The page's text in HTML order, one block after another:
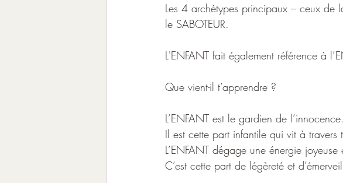
Les 4 archétypes principaux – ceux de
le SABOTEUR.
L'ENFANT fait également référence à
Que vient-il t’apprendre ?
L’ENFANT est le gardien de l’innocence.
Il est cette part infantile qui vit à travers
L’ENFANT dégage une énergie
C’est cette part de légèreté et